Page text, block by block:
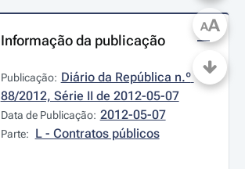
Informação da publicação
Publicação: Diário da República n.º
88/2012, Série II de 2012-05-07
Data de Publicação: 2012-05-07
Parte: L - Contratos públicos
AA